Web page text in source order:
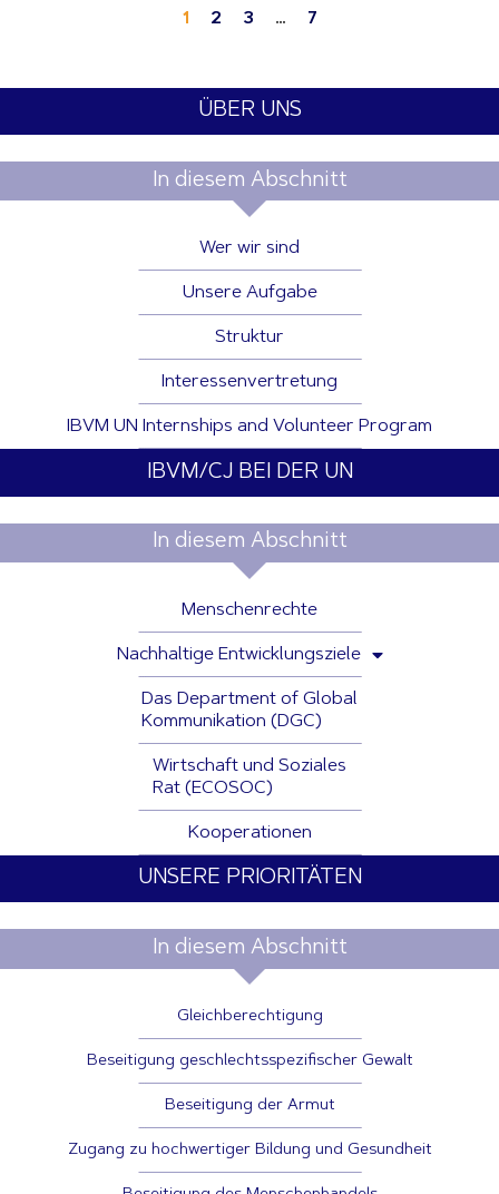
1 2 3 … 7
ÜBER UNS
In diesem Abschnitt
Wer wir sind
Unsere Aufgabe
Struktur
Interessenvertretung
IBVM UN Internships and Volunteer Program
IBVM/CJ BEI DER UN
In diesem Abschnitt
Menschenrechte
Nachhaltige Entwicklungsziele
Das Department of Global
Kommunikation (DGC)
Wirtschaft und Soziales
Rat (ECOSOC)
Kooperationen
UNSERE PRIORITÄTEN
In diesem Abschnitt
Gleichberechtigung
Beseitigung geschlechtsspezifischer Gewalt
Beseitigung der Armut
Zugang zu hochwertiger Bildung und Gesundheit